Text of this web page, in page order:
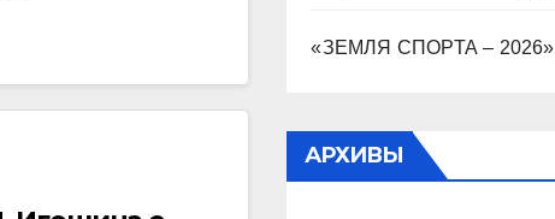
«ЗЕМЛЯ СПОРТА – 2026»
АРХИВЫ